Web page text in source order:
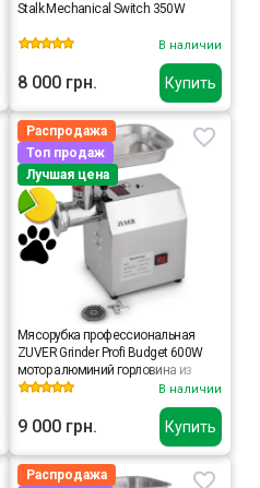
Купить
Stalk Mechanical Switch 350W
В наличии
8 000 грн.
Купить
Распродажа
Топ продаж
Лучшая цена
Мясорубка профессиональная
ZUVER Grinder Profi Budget 600W
мотор алюминий горловина из
стали
В наличии
9 000 грн.
Распродажа